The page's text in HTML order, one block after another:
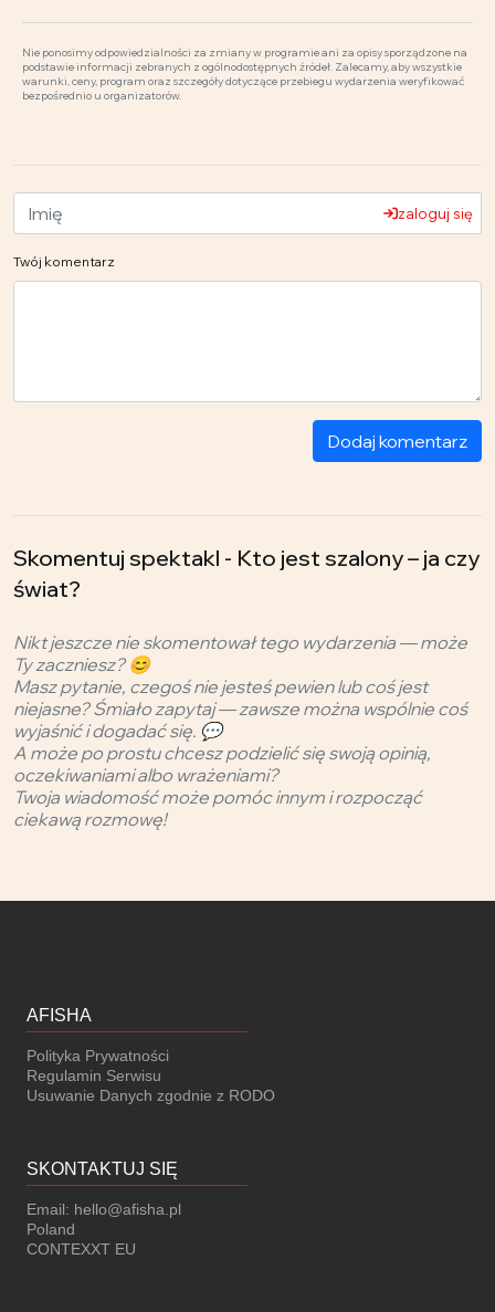
Nie ponosimy odpowiedzialności za zmiany w programie ani za opisy sporządzone na
podstawie informacji zebranych z ogólnodostępnych źródeł. Zalecamy, aby wszystkie
warunki, ceny, program oraz szczegóły dotyczące przebiegu wydarzenia weryfikować
bezpośrednio u organizatorów.
zaloguj się
Twój komentarz
Dodaj komentarz
Skomentuj spektakl - Kto jest szalony – ja czy
świat?
Nikt jeszcze nie skomentował tego wydarzenia — może
Ty zaczniesz? 😊
Masz pytanie, czegoś nie jesteś pewien lub coś jest
niejasne? Śmiało zapytaj — zawsze można wspólnie coś
wyjaśnić i dogadać się. 💬
A może po prostu chcesz podzielić się swoją opinią,
oczekiwaniami albo wrażeniami?
Twoja wiadomość może pomóc innym i rozpocząć
ciekawą rozmowę!
AFISHA
Polityka Prywatności
Regulamin Serwisu
Usuwanie Danych zgodnie z RODO
SKONTAKTUJ SIĘ
Email: hello@afisha.pl
Poland
CONTEXXT EU